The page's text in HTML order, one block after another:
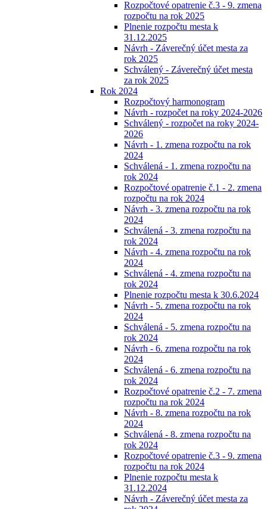
Rozpočtové opatrenie č.3 - 9. zmena
rozpočtu na rok 2025
Plnenie rozpočtu mesta k
31.12.2025
Návrh - Záverečný účet mesta za
rok 2025
Schválený - Záverečný účet mesta
za rok 2025
Rok 2024
Rozpočtový harmonogram
Návrh - rozpočet na roky 2024-2026
Schválený - rozpočet na roky 2024-
2026
Návrh - 1. zmena rozpočtu na rok
2024
Schválená - 1. zmena rozpočtu na
rok 2024
Rozpočtové opatrenie č.1 - 2. zmena
rozpočtu na rok 2024
Návrh - 3. zmena rozpočtu na rok
2024
Schválená - 3. zmena rozpočtu na
rok 2024
Návrh - 4. zmena rozpočtu na rok
2024
Schválená - 4. zmena rozpočtu na
rok 2024
Plnenie rozpočtu mesta k 30.6.2024
Návrh - 5. zmena rozpočtu na rok
2024
Schválená - 5. zmena rozpočtu na
rok 2024
Návrh - 6. zmena rozpočtu na rok
2024
Schválená - 6. zmena rozpočtu na
rok 2024
Rozpočtové opatrenie č.2 - 7. zmena
rozpočtu na rok 2024
Návrh - 8. zmena rozpočtu na rok
2024
Schválená - 8. zmena rozpočtu na
rok 2024
Rozpočtové opatrenie č.3 - 9. zmena
rozpočtu na rok 2024
Plnenie rozpočtu mesta k
31.12.2024
Návrh - Záverečný účet mesta za